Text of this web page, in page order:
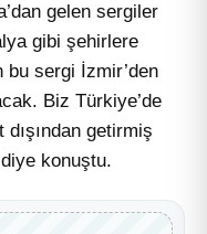
gelen sergiler
gibi şehirlere
bu sergi İzmir’den
Biz Türkiye’de
getirmiş
konuştu.